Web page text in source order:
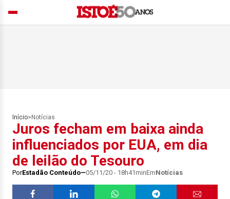
Início> Notícias
Juros fecham em baixa ainda
influenciados por EUA, em dia
de leilão do Tesouro
PorEstadão Conteúdo 05/11/20 - 18h41minEmNotícias